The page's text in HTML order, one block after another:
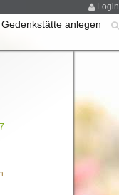
Login
anlegen